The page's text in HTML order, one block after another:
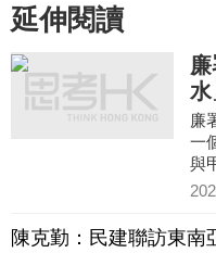
延伸閱讀
水
廉
一
與
陳克勤：民建聯訪東南